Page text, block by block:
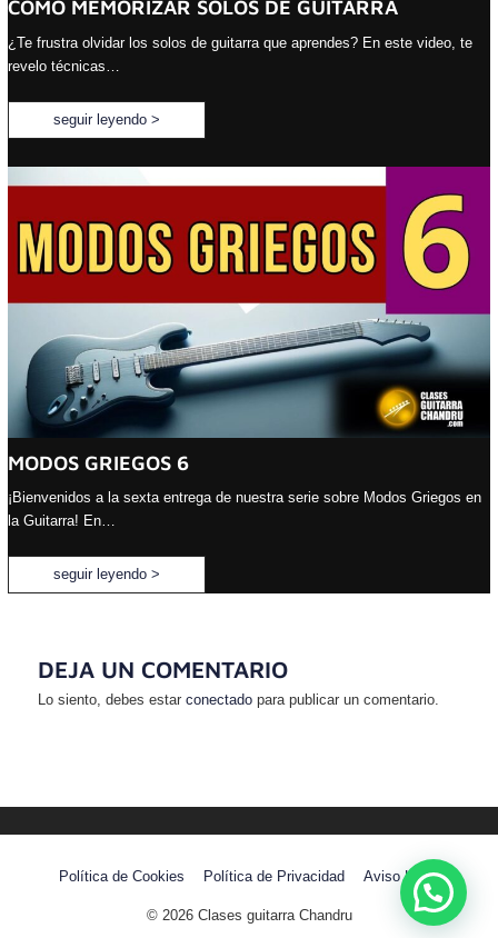
CÓMO MEMORIZAR SOLOS DE GUITARRA
¿Te frustra olvidar los solos de guitarra que aprendes? En este video, te
revelo técnicas…
seguir leyendo >
MODOS GRIEGOS 6
¡Bienvenidos a la sexta entrega de nuestra serie sobre Modos Griegos en
la Guitarra! En…
seguir leyendo >
DEJA UN COMENTARIO
Lo siento, debes estarconectado para publicar un comentario.
Política de Cookies Política de Privacidad Aviso Legal
© 2026 Clases guitarra Chandru